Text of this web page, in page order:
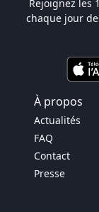
Rejoignez les
chaque jour
À propos
Actualités
FAQ
Contact
Presse